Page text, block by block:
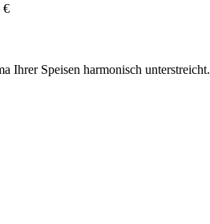
€
Ihrer Speisen harmonisch unterstreicht.